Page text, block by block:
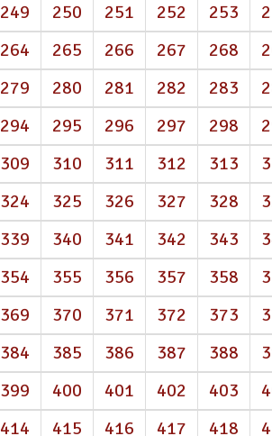
249 250 251 252 253
264 265 266 267 268
279 280 281 282 283
294 295 296 297 298
309 310 311 312 313
324 325 326 327 328
339 340 341 342 343
354 355 356 357 358
369 370 371 372 373
384 385 386 387 388
399 400 401 402 403
414 415 416 417 418